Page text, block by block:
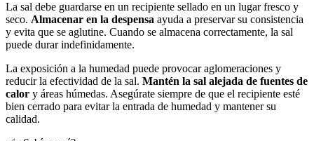
La sal debe guardarse en un recipiente sellado en un lugar fresco y
seco. Almacenar en la despensa ayuda a preservar su consistencia
y evita que se aglutine. Cuando se almacena correctamente, la sal
puede durar indefinidamente.
La exposición a la humedad puede provocar aglomeraciones y
reducir la efectividad de la sal. Mantén la sal alejada de fuentes de
calor y áreas húmedas. Asegúrate siempre de que el recipiente esté
bien cerrado para evitar la entrada de humedad y mantener su
calidad.